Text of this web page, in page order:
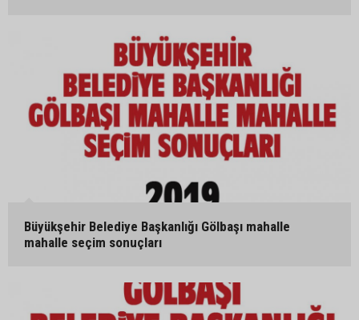
Büyükşehir Belediye Başkanlığı Gölbaşı mahalle
mahalle seçim sonuçları